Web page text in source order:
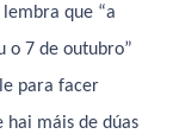
que “a
o 7 de outubro”
para facer
hai máis de dúas